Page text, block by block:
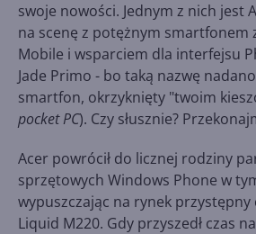
swoje nowości. Jednym z nich jest
na scenę z potężnym smartfonem
Mobile i wsparciem dla interfejsu
Jade Primo - bo taką nazwę
smartfon, okrzyknięty "twoim
pocket PC). Czy słusznie?
Acer powrócił do licznej rodziny
sprzętowych Windows Phone w
wypuszczając na rynek
Liquid M220. Gdy przyszedł czas